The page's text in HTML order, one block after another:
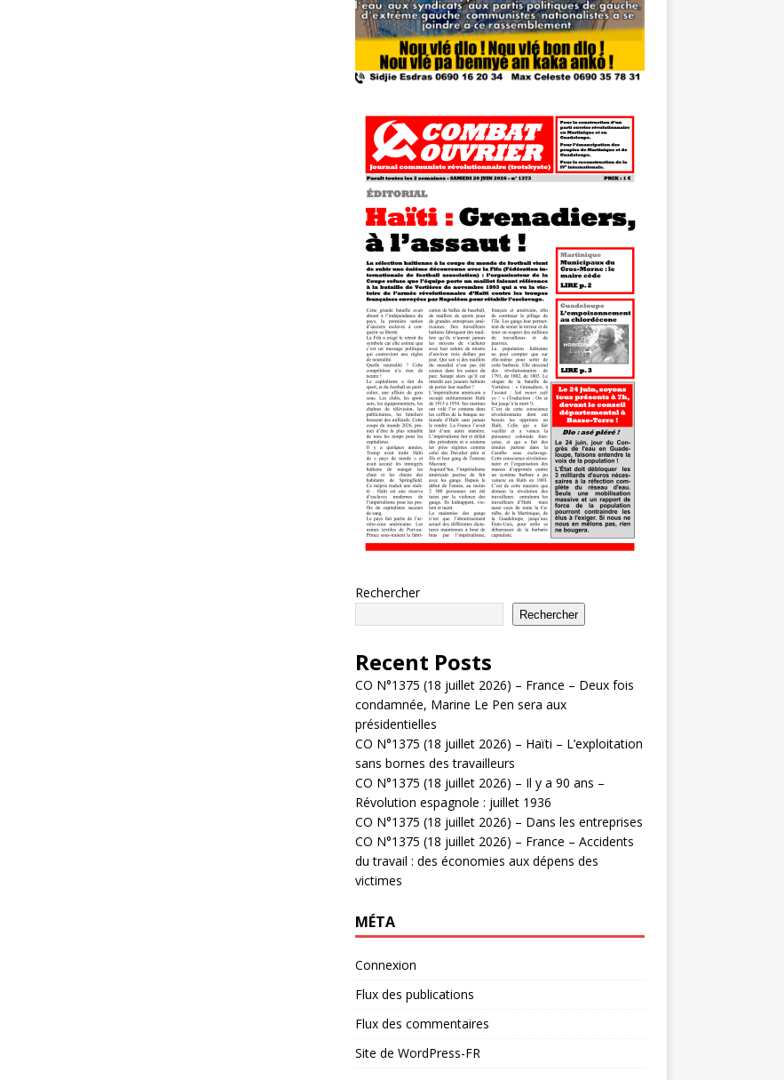
Rechercher
Rechercher
Recent Posts
CO N°1375 (18 juillet 2026) – France – Deux fois
condamnée, Marine Le Pen sera aux
présidentielles
CO N°1375 (18 juillet 2026) – Haïti – L’exploitation
sans bornes des travailleurs
CO N°1375 (18 juillet 2026) – Il y a 90 ans –
Révolution espagnole : juillet 1936
CO N°1375 (18 juillet 2026) – Dans les entreprises
CO N°1375 (18 juillet 2026) – France – Accidents
du travail : des économies aux dépens des
victimes
MÉTA
Connexion
Flux des publications
Flux des commentaires
Site de WordPress-FR